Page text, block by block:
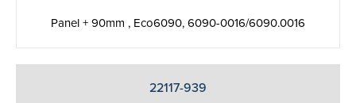
Panel + 90mm , Eco6090, 6090-0016/6090.0016
22117-939